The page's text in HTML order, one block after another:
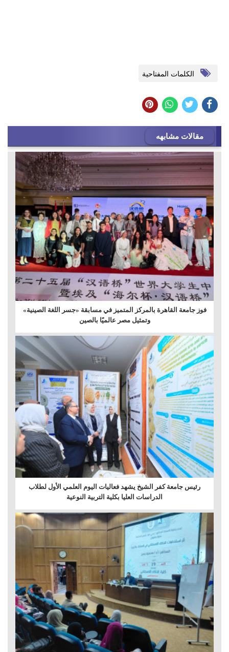
الكلمات المفتاحية
مقالات مشابهه
فوز جامعة القاهرة بالمركز المتميز في مسابقة «جسر اللغة الصينية»
وتمثيل مصر عالميًا بالصين
رئيس جامعة كفر الشيخ يشهد فعاليات اليوم العلمي الأول لطلاب
الدراسات العليا بكلية التربية النوعية